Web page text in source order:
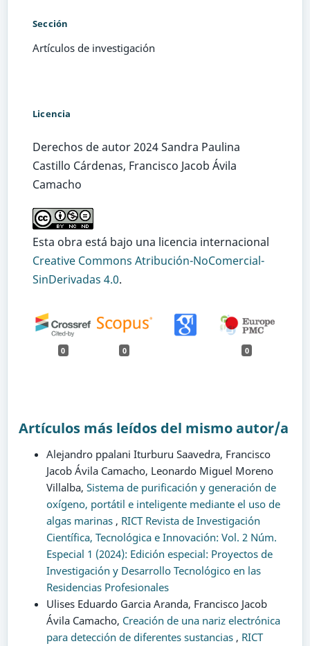
Sección
Artículos de investigación
Licencia
Derechos de autor 2024 Sandra Paulina
Castillo Cárdenas, Francisco Jacob Ávila
Camacho
Esta obra está bajo una licencia internacional
Creative Commons Atribución-NoComercial-
SinDerivadas 4.0.
0 0 0
Artículos más leídos del mismo autor/a
Alejandro ppalani Iturburu Saavedra, Francisco
Jacob Ávila Camacho, Leonardo Miguel Moreno
Villalba, Sistema de purificación y generación de
oxígeno, portátil e inteligente mediante el uso de
algas marinas , RICT Revista de Investigación
Científica, Tecnológica e Innovación: Vol. 2 Núm.
Especial 1 (2024): Edición especial: Proyectos de
Investigación y Desarrollo Tecnológico en las
Residencias Profesionales
Ulises Eduardo Garcia Aranda, Francisco Jacob
Ávila Camacho, Creación de una nariz electrónica
para detección de diferentes sustancias , RICT